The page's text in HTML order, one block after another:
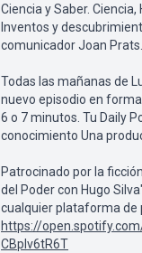
Ciencia y Saber.
Inventos y
comunicador Joan Prats.
Todas las mañanas de
nuevo episodio en
6 o 7 minutos. Tu Daily
conocimiento Una
Patrocinado por la
del Poder con Hugo
cualquier plataforma de
https://
CBplv6tR6T